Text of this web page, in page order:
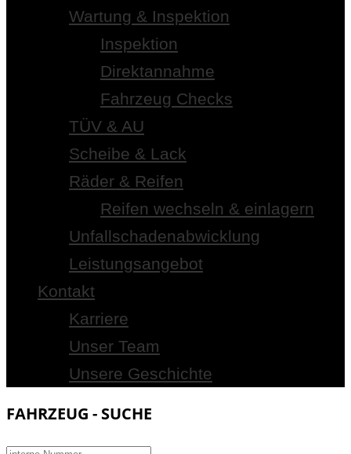
Wartung & Inspektion
Inspektion
Direktannahme
Fahrzeug Checks
TÜV & AU
Scheibe & Lack
Räder & Reifen
Reifen wechseln & einlagern
Unfallschadenabwicklung
Leistungsangebot
Kontakt
Karriere
Unser Team
Unsere Geschichte
FAHRZEUG - SUCHE